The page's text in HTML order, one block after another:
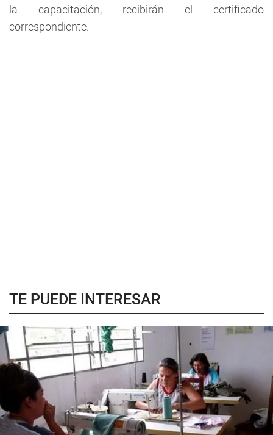
la capacitación, recibirán el certificado
correspondiente.
TE PUEDE INTERESAR